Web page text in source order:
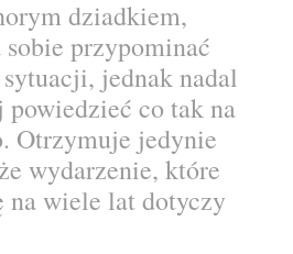
dziadkiem,
przypominać
jednak nadal
co tak na
Otrzymuje jedynie
wydarzenie, które
na wiele lat dotyczy